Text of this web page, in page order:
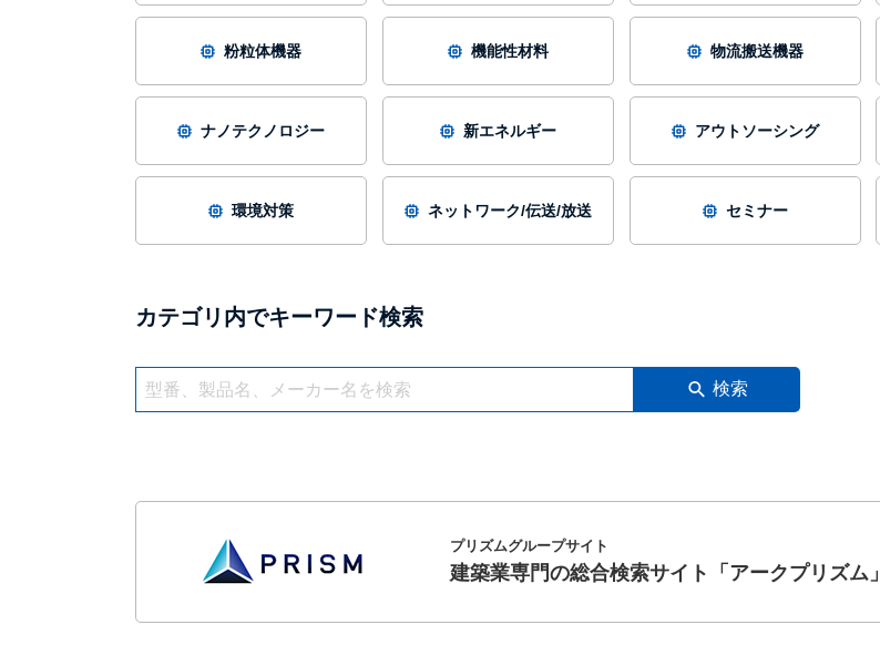
粉粒体機器 機能性材料 物流搬送機器
ナノテクノロジー 新エネルギー アウトソーシング
環境対策 ネットワーク/伝送/放送 セミナー
カテゴリ内でキーワード検索
検索
プリズムグループサイト
建築業専門の総合検索サイト 「アークプリズム」